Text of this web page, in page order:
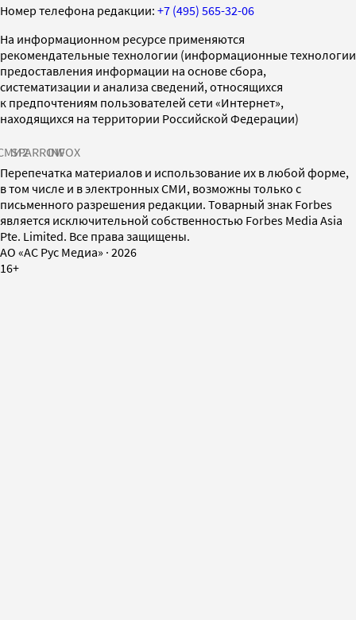
Номер телефона редакции: +7 (495) 565-32-06
На информационном ресурсе применяются
рекомендательные технологии (информационные технологии
предоставления информации на основе сбора,
систематизации и анализа сведений, относящихся
к предпочтениям пользователей сети «Интернет»,
находящихся на территории Российской Федерации)
SPARROWINFOX
Перепечатка материалов и использование их в любой форме,
в том числе и в электронных СМИ, возможны только с
письменного разрешения редакции. Товарный знак Forbes
является исключительной собственностью Forbes Media Asia
Pte. Limited. Все права защищены.
AO «АС Рус Медиа» · 2026
16+